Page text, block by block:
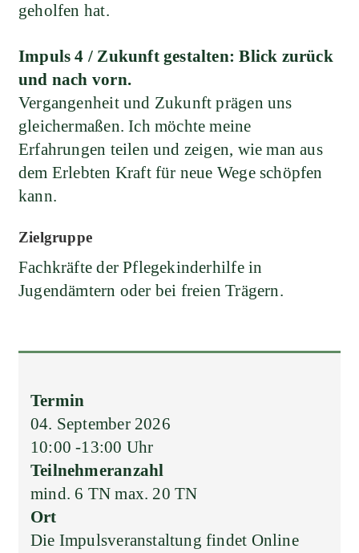
geholfen hat.
Impuls 4 / Zukunft gestalten: Blick zurück
und nach vorn.
Vergangenheit und Zukunft prägen uns
gleichermaßen. Ich möchte meine
Erfahrungen teilen und zeigen, wie man aus
dem Erlebten Kraft für neue Wege schöpfen
kann.
Zielgruppe
Fachkräfte der Pflegekinderhilfe in
Jugendämtern oder bei freien Trägern.
Termin
04. September 2026
10:00 -13:00 Uhr
Teilnehmeranzahl
mind. 6 TN max. 20 TN
Ort
Die Impulsveranstaltung findet Online